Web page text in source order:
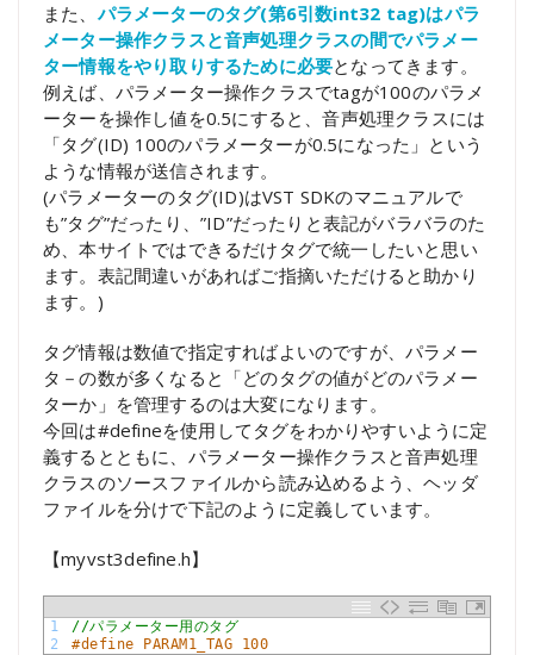
また、パラメーターのタグ(第6引数int32 tag)はパラ
メーター操作クラスと音声処理クラスの間でパラメー
ター情報をやり取りするために必要となってきます。
例えば、パラメーター操作クラスでtagが100のパラメ
ーターを操作し値を0.5にすると、音声処理クラスには
「タグ(ID) 100のパラメーターが0.5になった」という
ような情報が送信されます。
(パラメーターのタグ(ID)はVST SDKのマニュアルで
も”タグ”だったり、”ID”だったりと表記がバラバラのた
め、本サイトではできるだけタグで統一したいと思い
ます。表記間違いがあればご指摘いただけると助かり
ます。)
タグ情報は数値で指定すればよいのですが、パラメー
タ－の数が多くなると「どのタグの値がどのパラメー
ターか」を管理するのは大変になります。
今回は#defineを使用してタグをわかりやすいように定
義するとともに、パラメーター操作クラスと音声処理
クラスのソースファイルから読み込めるよう、ヘッダ
ファイルを分けで下記のように定義しています。
【myvst3define.h】
1
2
//パラメーター用のタグ
#define PARAM1_TAG 100